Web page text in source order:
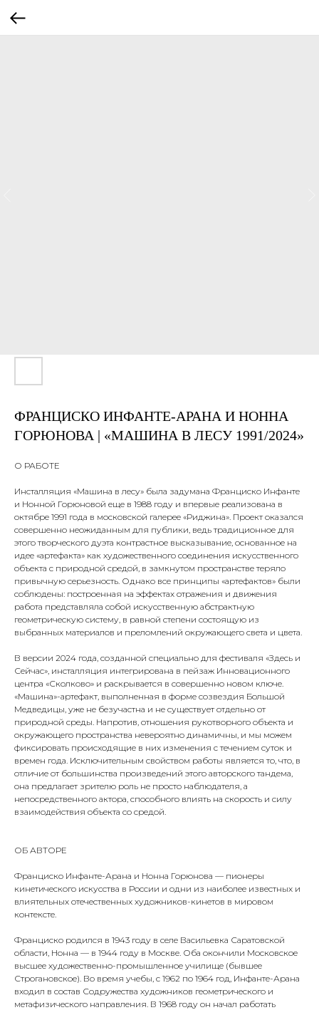
ФРАНЦИСКО ИНФАНТЕ-АРАНА И НОННА
ГОРЮНОВА | «МАШИНА В ЛЕСУ 1991/2024»
О РАБОТЕ
Инсталляция «Машина в лесу» была задумана Франциско Инфанте
и Нонной Горюновой еще в 1988 году и впервые реализована в
октябре 1991 года в московской галерее «Риджина». Проект оказался
совершенно неожиданным для публики, ведь традиционное для
этого творческого дуэта контрастное высказывание, основанное на
идее «артефакта» как художественного соединения искусственного
объекта с природной средой, в замкнутом пространстве теряло
привычную серьезность. Однако все принципы «артефактов» были
соблюдены: построенная на эффектах отражения и движения
работа представляла собой искусственную абстрактную
геометрическую систему, в равной степени состоящую из
выбранных материалов и преломлений окружающего света и цвета.
В версии 2024 года, созданной специально для фестиваля «Здесь и
Сейчас», инсталляция интегрирована в пейзаж Инновационного
центра «Сколково» и раскрывается в совершенно новом ключе.
«Машина»-артефакт, выполненная в форме созвездия Большой
Медведицы, уже не безучастна и не существует отдельно от
природной среды. Напротив, отношения рукотворного объекта и
окружающего пространства невероятно динамичны, и мы можем
фиксировать происходящие в них изменения с течением суток и
времен года. Исключительным свойством работы является то, что, в
отличие от большинства произведений этого авторского тандема,
она предлагает зрителю роль не просто наблюдателя, а
непосредственного актора, способного влиять на скорость и силу
взаимодействия объекта со средой.
ОБ АВТОРЕ
Франциско Инфанте-Арана и Нонна Горюнова — пионеры
кинетического искусства в России и одни из наиболее известных и
влиятельных отечественных художников-кинетов в мировом
контексте.
Франциско родился в 1943 году в селе Васильевка Саратовской
области, Нонна — в 1944 году в Москве. Оба окончили Московское
высшее художественно-промышленное училище (бывшее
Строгановское). Во время учебы, с 1962 по 1964 год, Инфанте-Арана
входил в состав Содружества художников геометрического и
метафизического направления. В 1968 году он начал работать